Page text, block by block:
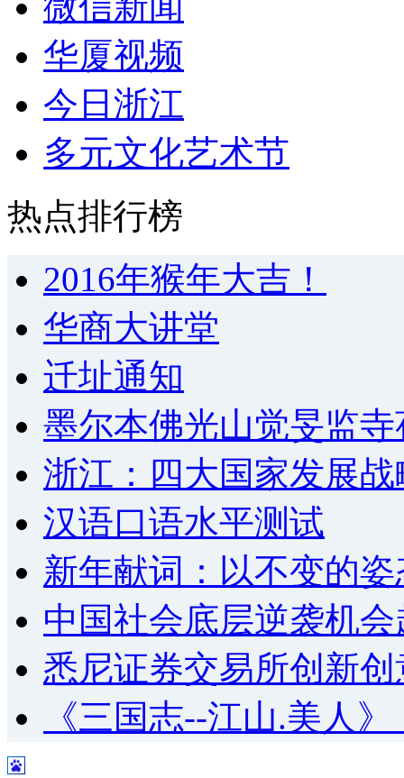
华厦视频
今日浙江
多元文化艺术节
热点排行榜
2016年猴年大吉！
华商大讲堂
迁址通知
墨尔本佛光山觉旻监
浙江：四大国家发展
汉语口语水平测试
新年献词：以不变的
中国社会底层逆袭机
悉尼证券交易所创新
《三国志--江山.美人